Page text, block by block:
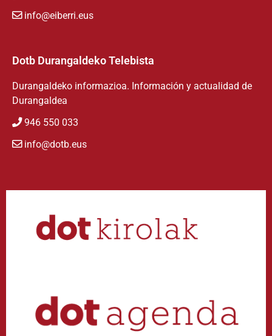
info@eiberri.eus
Dotb Durangaldeko Telebista
Durangaldeko informazioa. Información y actualidad de
Durangaldea
946 550 033
info@dotb.eus